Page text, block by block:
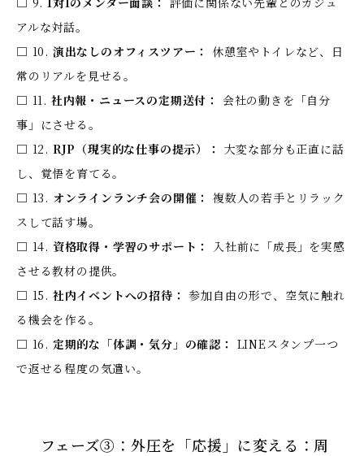
アルな対話。
□ 10. 演出なしのオフィスツアー： 休憩室やトイレなど、日
常のリアルを見せる。
□ 11. 社内報・ニュースの定期送付： 会社の動きを「自分
事」にさせる。
□ 12. RJP（現実的な仕事の提示）： 大変な部分も正直に話
し、覚悟を育てる。
□ 13. オンラインランチ会の開催： 複数人の若手とリラック
スして話す場。
□ 14. 資格取得・学習のサポート： 入社前に「成長」を実感
させる教材の提供。
□ 15. 社内イベントへの招待： 参加自由の形で、空気に触れ
る機会を作る。
□ 16. 定期的な「体調・気分」の確認： LINEスタンプ一つ
で返せる程度の気遣い。
フェーズ③：外圧を「応援」に変える：周